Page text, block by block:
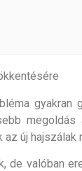
gyakran
új hajszálak
valóban